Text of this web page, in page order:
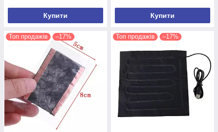
Купити Купити
Топ продажів –17% Топ продажів –17%